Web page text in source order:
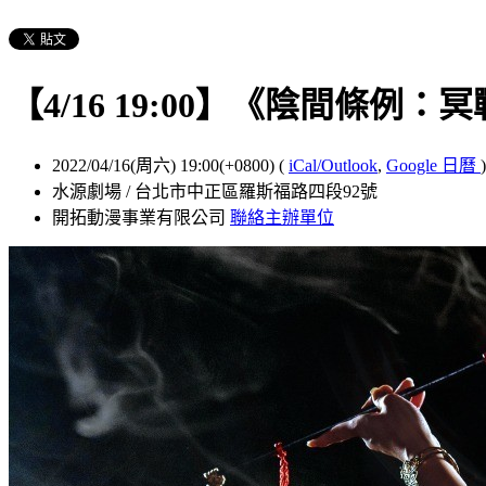
【4/16 19:00】《陰間條例：
2022/04/16(周六) 19:00(+0800) ( iCal/Outlook, Google 日曆 )
水源劇場 / 台北市中正區羅斯福路四段92號
開拓動漫事業有限公司 聯絡主辦單位